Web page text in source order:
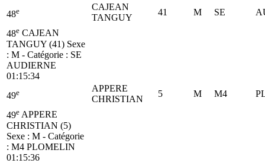
48e
CAJEAN
TANGUY
41 M SE
48e CAJEAN
TANGUY (41) Sexe
: M - Catégorie : SE
AUDIERNE
01:15:34
49e
APPERE
CHRISTIAN
5 M M4
49e APPERE
CHRISTIAN (5)
Sexe : M - Catégorie
: M4 PLOMELIN
01:15:36